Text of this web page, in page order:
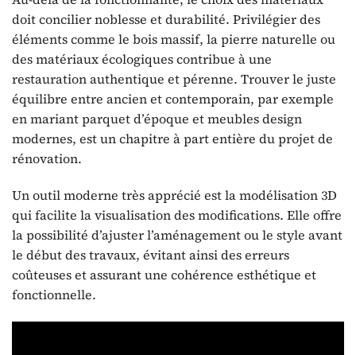
doit concilier noblesse et durabilité. Privilégier des
éléments comme le bois massif, la pierre naturelle ou
des matériaux écologiques contribue à une
restauration authentique et pérenne. Trouver le juste
équilibre entre ancien et contemporain, par exemple
en mariant parquet d’époque et meubles design
modernes, est un chapitre à part entière du projet de
rénovation.
Un outil moderne très apprécié est la modélisation 3D
qui facilite la visualisation des modifications. Elle offre
la possibilité d’ajuster l’aménagement ou le style avant
le début des travaux, évitant ainsi des erreurs
coûteuses et assurant une cohérence esthétique et
fonctionnelle.